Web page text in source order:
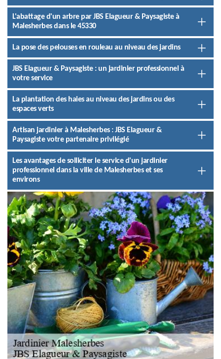
L'abattage d'un arbre par JBS Elagueur & Paysagiste à
Malesherbes dans le 45330
La pose des pelouses en rouleau au niveau des jardins
JBS Elagueur & Paysagiste : un jardinier professionnel à
votre service
La plantation des haies au niveau des jardins ou des
espaces verts
Artisan jardinier à Malesherbes : JBS Elagueur &
Paysagiste votre partenaire privilégié
Les avantages de solliciter le service d'un jardinier
professionnel dans la ville de Malesherbes et ses
environs